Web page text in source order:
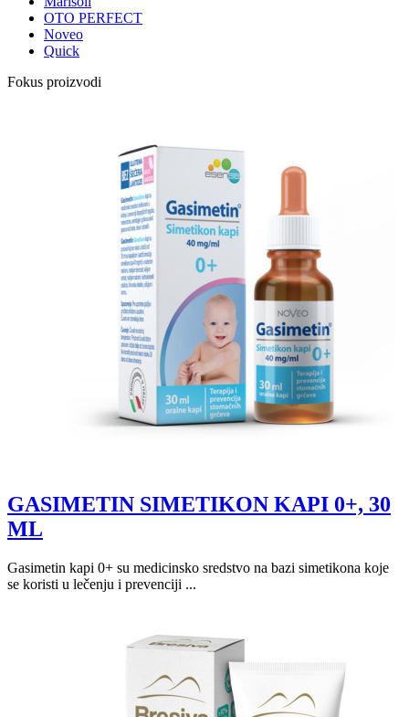
OTO PERFECT
Noveo
Quick
Fokus proizvodi
GASIMETIN SIMETIKON KAPI 0+, 30
ML
Gasimetin kapi 0+ su medicinsko sredstvo na bazi simetikona koje
se koristi u lečenju i prevenciji ...